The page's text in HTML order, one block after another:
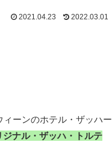
2021.04.23 2022.03.01
ーンのホテル・ザッハー
ジナル・ザッハ・トルテ